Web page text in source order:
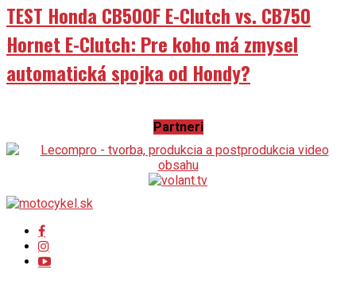
TEST Honda CB500F E-Clutch vs. CB750
Hornet E-Clutch: Pre koho má zmysel
automatická spojka od Hondy?
Partneri